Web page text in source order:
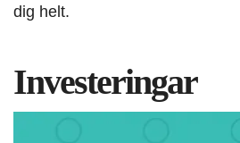
dig helt.
Investeringar